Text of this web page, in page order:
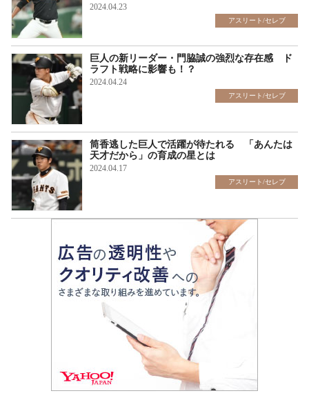
2024.04.23
アスリート/セレブ
巨人の新リーダー・門脇誠の強烈な存在感 ド
ラフト戦略に影響も！？
2024.04.24
アスリート/セレブ
筒香逃した巨人で活躍が待たれる 「あんたは
天才だから」の育成の星とは
2024.04.17
アスリート/セレブ